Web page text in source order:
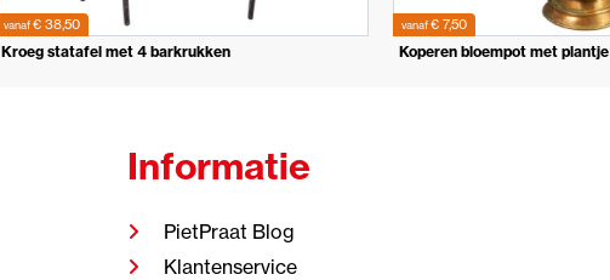
vanaf€ 38,50
Kroeg statafel met 4 barkrukken
vanaf€ 7,50
Koperen bloempot met plantje
Informatie
PietPraat Blog
Klantenservice